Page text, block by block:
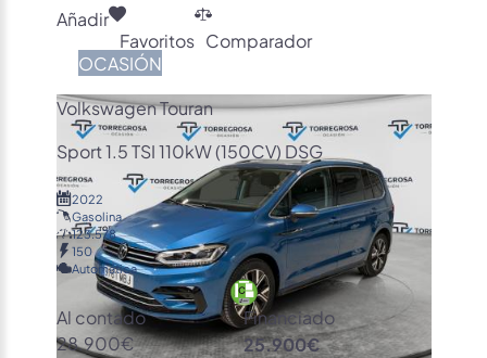
Añadir
Favoritos Comparador
OCASIÓN
Volkswagen Touran
Sport 1.5 TSI 110kW (150CV) DSG
2022
Gasolina
123.578
150
Automática
Al contado
28.900€
Financiado
25.900€